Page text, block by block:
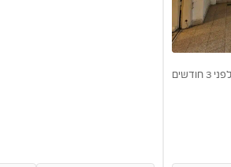
לפני 3 חודשים